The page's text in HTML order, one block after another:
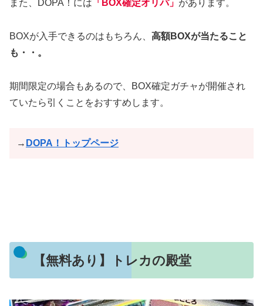
また、DOPA！には 「BOX確定オリパ」 があります。
BOXが入手できるのはもちろん、 高額BOXが当たること
も・・。
期間限定の場合もあるので、BOX確定ガチャが開催され
ていたら引くことをおすすめします。
→ DOPA！トップページ
【無料あり】トレカの殿堂